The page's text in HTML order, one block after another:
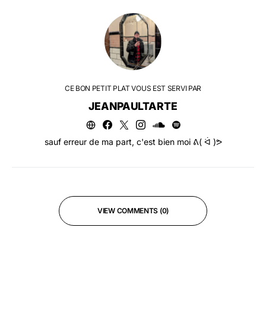
CE BON PETIT PLAT VOUS EST SERVI PAR
JEANPAULTARTE
sauf erreur de ma part, c'est bien moi ᕕ( ᐛ )ᕗ
VIEW COMMENTS (0)